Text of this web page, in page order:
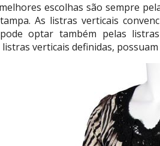
escolhas são sempre
As listras verticais
optar também pelas
verticais definidas,